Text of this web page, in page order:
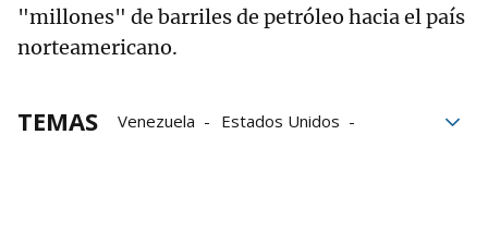
"millones" de barriles de petróleo hacia el país
norteamericano.
TEMAS Venezuela
Estados Unidos